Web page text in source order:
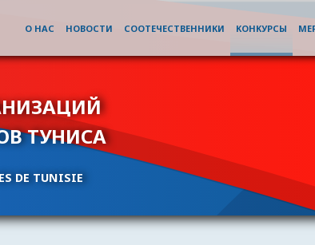
ТУНИСА
DE TUNISIE
О НАС НОВОСТИ СООТЕЧЕСТВЕННИКИ КОНКУРСЫ